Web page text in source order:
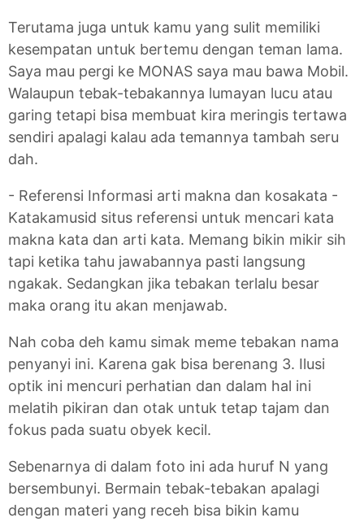
Terutama juga untuk kamu yang sulit memiliki
kesempatan untuk bertemu dengan teman lama.
Saya mau pergi ke MONAS saya mau bawa Mobil.
Walaupun tebak-tebakannya lumayan lucu atau
garing tetapi bisa membuat kira meringis tertawa
sendiri apalagi kalau ada temannya tambah seru
dah.
- Referensi Informasi arti makna dan kosakata -
Katakamusid situs referensi untuk mencari kata
makna kata dan arti kata. Memang bikin mikir sih
tapi ketika tahu jawabannya pasti langsung
ngakak. Sedangkan jika tebakan terlalu besar
maka orang itu akan menjawab.
Nah coba deh kamu simak meme tebakan nama
penyanyi ini. Karena gak bisa berenang 3. Ilusi
optik ini mencuri perhatian dan dalam hal ini
melatih pikiran dan otak untuk tetap tajam dan
fokus pada suatu obyek kecil.
Sebenarnya di dalam foto ini ada huruf N yang
bersembunyi. Bermain tebak-tebakan apalagi
dengan materi yang receh bisa bikin kamu